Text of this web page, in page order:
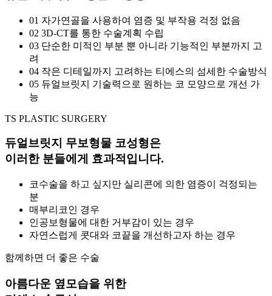
01 자가연골을 사용하여 염증 및 부작용 걱정 없음
02 3D-CT를 통한 수술계획 수립
03 단순한 미적인 부분 뿐 아니라 기능적인 부분까지 고
려
04 작은 디테일까지 고려하는 티에스의 섬세한 수술방식
05 듀얼브릿지 기술력으로 원하는 코 모양으로 개선 가
능
TS PLASTIC SURGERY
듀얼브릿지 무보형물 코성형은
이러한 분들에게 효과적입니다.
코수술을 하고 싶지만 실리콘에 의한 염증이 걱정되는
분
매부리코인 경우
인공보형물에 대한 거부감이 있는 경우
자연스럽게 콧대와 코끝을 개선하고자 하는 경우
함께하면 더 좋은 수술
아름다운 옆모습을 위한